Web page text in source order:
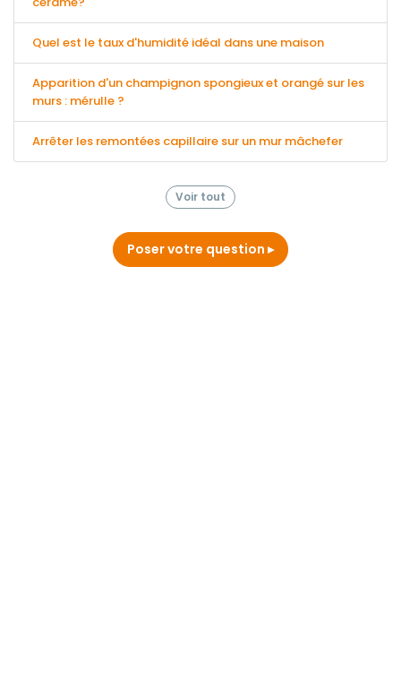
Quel est le taux d'humidité idéal dans une maison
Apparition d'un champignon spongieux et orangé sur les
murs : mérulle ?
Arrêter les remontées capillaire sur un mur mâchefer
Voir tout
Poser votre question